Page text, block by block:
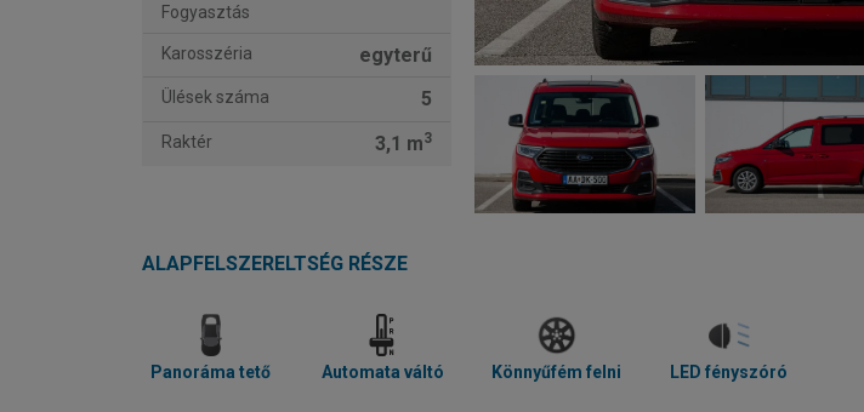
Fogyasztás
Karosszéria egyterű
Ülések száma 5
Raktér 3,1 m3
ALAPFELSZERELTSÉG RÉSZE
Panoráma tető Automata váltó Könnyűfém felni LED fényszóró